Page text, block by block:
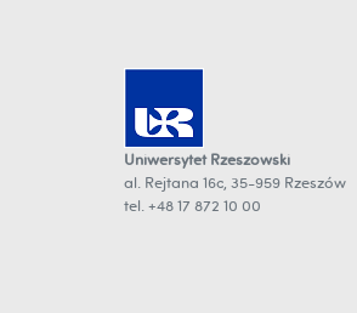
Uniwersytet Rzeszowski
al. Rejtana 16c, 35-959 Rzeszów
tel. +48 17 872 10 00